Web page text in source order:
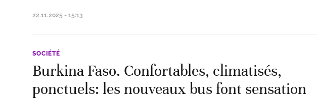
22.11.2025 - 15:13
SOCIÉTÉ
Burkina Faso. Confortables, climatisés,
ponctuels: les nouveaux bus font sensation